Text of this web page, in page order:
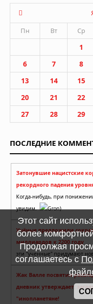
Пн
Вт Ср
1
6
7 8
13
14 15
20
21 22
27
28 29
ПОСЛЕДНИЕ
Затонувшие нацистские
рекордного падения
Когда-нибудь, при
увидим.
Gron)
Учёные предложили
миллиардов к 2200 году
эти "ученные" придумают
Жак Валле посвятил
дневник утверждает:
"инопланетяне!
Этот сайт
более
Продолжая
соглашаетесь с